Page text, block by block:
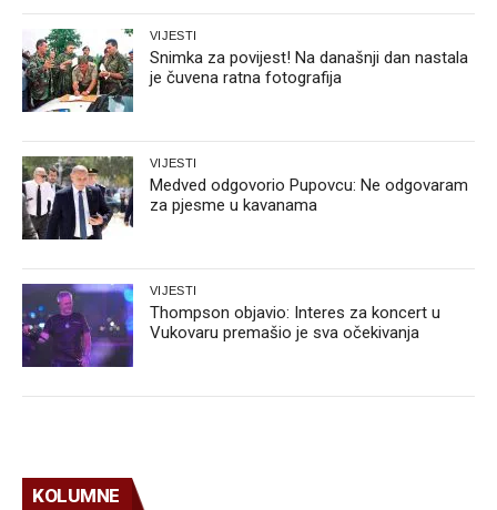
VIJESTI
Snimka za povijest! Na današnji dan nastala
je čuvena ratna fotografija
VIJESTI
Medved odgovorio Pupovcu: Ne odgovaram
za pjesme u kavanama
VIJESTI
Thompson objavio: Interes za koncert u
Vukovaru premašio je sva očekivanja
KOLUMNE